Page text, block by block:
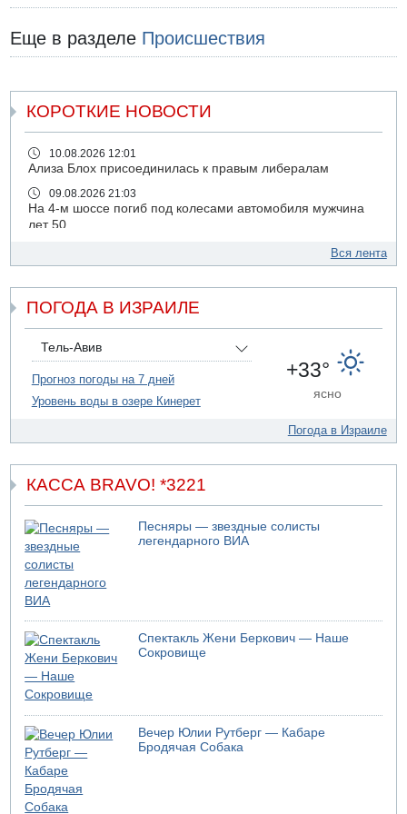
Еще в разделе Происшествия
КОРОТКИЕ НОВОСТИ
10.08.2026 12:01
Ализа Блох присоединилась к правым либералам
09.08.2026 21:03
На 4-м шоссе погиб под колесами автомобиля мужчина
лет 50
Сын экс-депутата от партии ШАС арестован за
09.08.2026 19:36
16-летний подросток разбился насмерть при падении
09.08.2026 19:13
16-летний подросток упал со скалы в районе пещеры
Кешет (Верхняя Галилея)
Двое погибших при столкновении автомобилей на 1
Пресс-служба ЦАХАЛа сообщила об уничтожении
подземного арсенала "Хизбаллы"
09.08.2026 18:19
Ради церемонии закладки нового поселения ЦАХАЛ
выгнал из дома палестинскую семью
09.08.2026 18:15
Мухаммед Дахлан: "Слова Нетанияху - вызов,
пренебрежение и обман по отношению к американской
администрации и команде президента Трампа»
09.08.2026 18:10
ХАМАС объявил, что обязуется исполнять соглашение с
международными посредниками и Советом мира по
09.08.2026 17:00
12-летний мальчик утонул в Иордане, упав из лодки
09.08.2026 16:56
Сирийские службы безопасности сообщили об аресте 9
боевиков ИГИЛ в районе Кунейтры
Вся лента
ПОГОДА В ИЗРАИЛЕ
Тель-Авив
Прогноз погоды на 7 дней
Уровень воды в озере Кинерет
+33°
ясно
Погода в Израиле
КАССА BRAVO! *3221
Песняры — звездные солисты
легендарного ВИА
Спектакль Жени Беркович — Наше
Сокровище
Вечер Юлии Рутберг — Кабаре
Бродячая Собака